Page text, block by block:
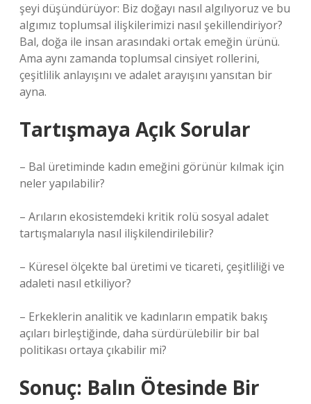
şeyi düşündürüyor: Biz doğayı nasıl algılıyoruz ve bu
algımız toplumsal ilişkilerimizi nasıl şekillendiriyor?
Bal, doğa ile insan arasındaki ortak emeğin ürünü.
Ama aynı zamanda toplumsal cinsiyet rollerini,
çeşitlilik anlayışını ve adalet arayışını yansıtan bir
ayna.
Tartışmaya Açık Sorular
– Bal üretiminde kadın emeğini görünür kılmak için
neler yapılabilir?
– Arıların ekosistemdeki kritik rolü sosyal adalet
tartışmalarıyla nasıl ilişkilendirilebilir?
– Küresel ölçekte bal üretimi ve ticareti, çeşitliliği ve
adaleti nasıl etkiliyor?
– Erkeklerin analitik ve kadınların empatik bakış
açıları birleştiğinde, daha sürdürülebilir bir bal
politikası ortaya çıkabilir mi?
Sonuç: Balın Ötesinde Bir